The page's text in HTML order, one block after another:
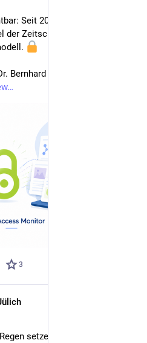
Seit 2022 stagniert die
der Zeitschriften erscheinen
Bernhard Mittermaier:
3
setzen Pflanzen derzeit